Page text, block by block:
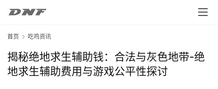
首页 吃鸡资讯
揭秘绝地求生辅助钱：合法与灰色地带-绝
地求生辅助费用与游戏公平性探讨